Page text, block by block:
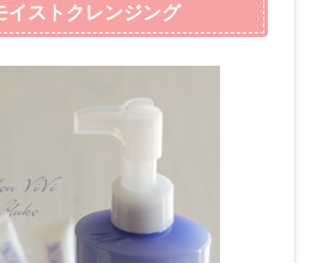
イストクレンジング